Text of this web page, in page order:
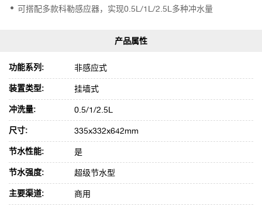
可搭配多款科勒感应器，实现0.5L/1L/2.5L多种冲水量
功能系列: 非感应式
装置类型: 挂墙式
冲洗量: 0.5/1/2.5L
尺寸: 335x332x642mm
节水性能: 是
节水强度: 超级节水型
主要渠道: 商用